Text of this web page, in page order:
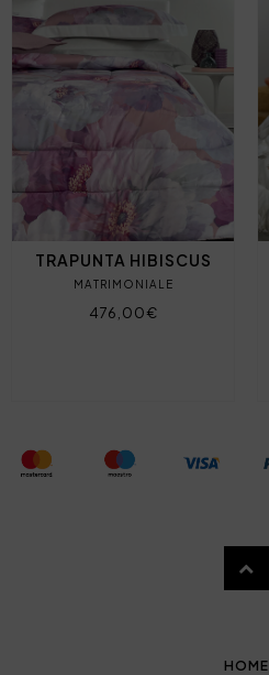
TRAPUNTA HIBISCUS
MATRIMONIALE
476,00€
HOME